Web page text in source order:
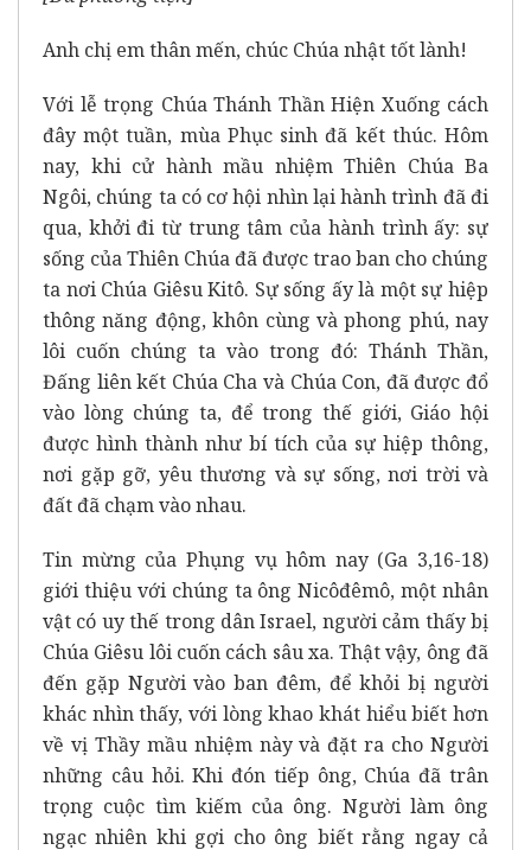
Anh chị em thân mến, chúc Chúa nhật tốt lành!
Với lễ trọng Chúa Thánh Thần Hiện Xuống cách
đây một tuần, mùa Phục sinh đã kết thúc. Hôm
nay, khi cử hành mầu nhiệm Thiên Chúa Ba
Ngôi, chúng ta có cơ hội nhìn lại hành trình đã đi
qua, khởi đi từ trung tâm của hành trình ấy: sự
sống của Thiên Chúa đã được trao ban cho chúng
ta nơi Chúa Giêsu Kitô. Sự sống ấy là một sự hiệp
thông năng động, khôn cùng và phong phú, nay
lôi cuốn chúng ta vào trong đó: Thánh Thần,
Đấng liên kết Chúa Cha và Chúa Con, đã được đổ
vào lòng chúng ta, để trong thế giới, Giáo hội
được hình thành như bí tích của sự hiệp thông,
nơi gặp gỡ, yêu thương và sự sống, nơi trời và
đất đã chạm vào nhau.
Tin mừng của Phụng vụ hôm nay (Ga 3,16-18)
giới thiệu với chúng ta ông Nicôđêmô, một nhân
vật có uy thế trong dân Israel, người cảm thấy bị
Chúa Giêsu lôi cuốn cách sâu xa. Thật vậy, ông đã
đến gặp Người vào ban đêm, để khỏi bị người
khác nhìn thấy, với lòng khao khát hiểu biết hơn
về vị Thầy mầu nhiệm này và đặt ra cho Người
những câu hỏi. Khi đón tiếp ông, Chúa đã trân
trọng cuộc tìm kiếm của ông. Người làm ông
ngạc nhiên khi gợi cho ông biết rằng ngay cả